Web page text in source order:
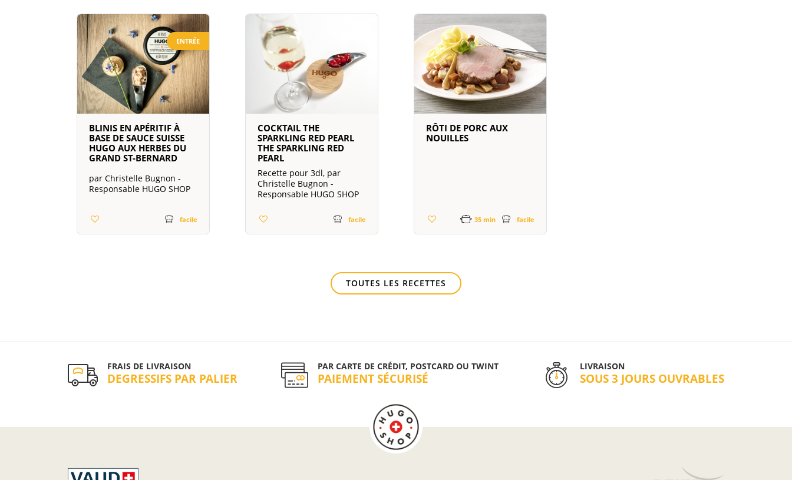
ENTRÉE
BLINIS EN APÉRITIF À
BASE DE SAUCE SUISSE
HUGO AUX HERBES DU
GRAND ST-BERNARD
par Christelle Bugnon -
Responsable HUGO SHOP
facile
COCKTAIL THE
SPARKLING RED PEARL
THE SPARKLING RED
PEARL
Recette pour 3dl, par
Christelle Bugnon -
Responsable HUGO SHOP
facile
RÔTI DE PORC AUX
NOUILLES
35 min facile
TOUTES LES RECETTES
FRAIS DE LIVRAISON
DEGRESSIFS PAR PALIER
PAR CARTE DE CRÉDIT, POSTCARD OU TWINT
PAIEMENT SÉCURISÉ
LIVRAISON
SOUS 3 JOURS OUVRABLES